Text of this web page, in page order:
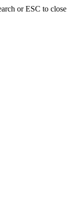
or ESC to close